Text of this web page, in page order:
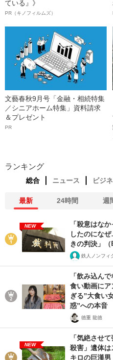
ている』》
PR（キノフィルムズ）
文藝春秋9月号「金融・相続特集
／シニアホーム特集」資料請求
＆プレゼント
PR
ランキング
総合 ニュース ビジ
最新 24時間 週
NEW
「殺意はな
したのにな
きの判決」（
鉄人ノンフィ
「飲み込ん
食い動画に
ぎる”大食い
惑”への本音
徳重 龍徳
NEW
「気絶させ
殺害」遺体
キロの巨漢